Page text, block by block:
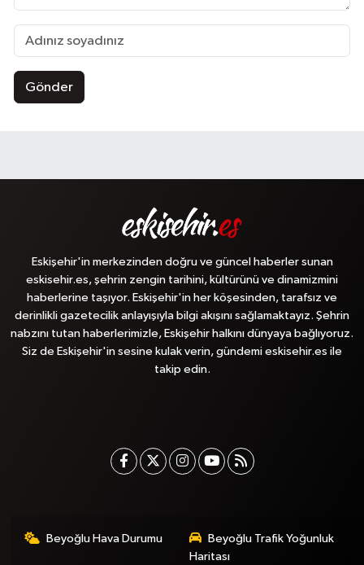
Gönder
Eskişehir'in merkezinden doğru ve güncel haberler sunan
eskisehir.es, şehrin zengin tarihini, kültürünü ve dinamizmini
haberlerine taşıyor. Eskişehir'in her köşesinden, tarafsız ve
derinlikli gazetecilik anlayışıyla bilgi akışını sağlamaktayız. Şehrin
nabzını tutan haberlerimizle, Eskişehir halkını dünyaya bağlıyoruz.
Siz de Eskişehir'in sesine kulak verin, gündemi eskisehir.es ile
takip edin.
Beyoğlu Hava Durumu
Beyoğlu Trafik Yoğunluk
Haritası